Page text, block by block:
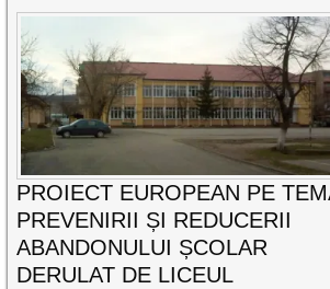
PROIECT EUROPEAN PE
PREVENIRII ȘI REDUCERII
ABANDONULUI ȘCOLAR
DERULAT DE LICEUL